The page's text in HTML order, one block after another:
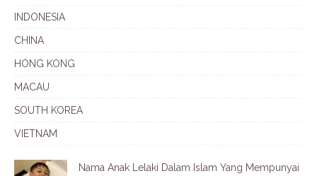
INDONESIA
CHINA
HONG KONG
MACAU
SOUTH KOREA
VIETNAM
Nama Anak Lelaki Dalam Islam Yang Mempunyai